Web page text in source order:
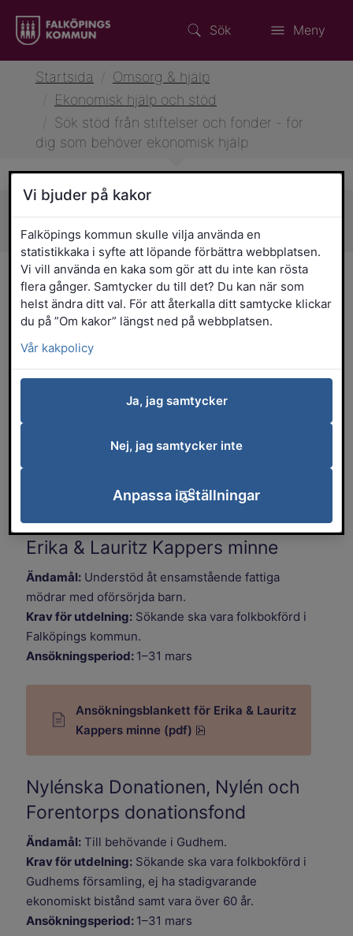
Sök Meny
Startsida
Omsorg & hjälp
Ekonomisk hjälp och stöd
Sök stöd från stiftelser och fonder - för
dig som behöver ekonomisk hjälp
Sidans innehåll
Sök stöd från stiftelser och
fonder - för dig som
behöver ekonomisk hjälp
Har du behov av ekonomiskt stöd? På
den här sidan hittar du olika stiftelser och
Under varje fond finns
ansökningsblanketten.
Erika & Lauritz Kappers minne
Ändamål: Understöd åt ensamstående fattiga
mödrar med oförsörjda barn.
Krav för utdelning: Sökande ska vara folkbokförd i
Falköpings kommun.
Ansökningsperiod: 1–31 mars
Ansökningsblankett för Erika & Lauritz
Kappers minne (pdf)
Nylénska Donationen, Nylén och
Forentorps donationsfond
Ändamål: Till behövande i Gudhem.
Krav för utdelning: Sökande ska vara folkbokförd i
Gudhems församling, ej ha stadigvarande
ekonomiskt bistånd samt vara över 60 år.
Ansökningsperiod: 1–31 mars
Vi bjuder på kakor
Falköpings kommun skulle vilja använda en
statistikkaka i syfte att löpande förbättra webbplatsen.
Vi vill använda en kaka som gör att du inte kan rösta
flera gånger. Samtycker du till det? Du kan när som
helst ändra ditt val. För att återkalla ditt samtycke klickar
du på ”Om kakor” längst ned på webbplatsen.
Vår kakpolicy
Ja, jag samtycker
Nej, jag samtycker inte
Anpassa inställningar